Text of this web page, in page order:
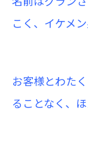
こく、イケメン
お客様とわた
ることなく、